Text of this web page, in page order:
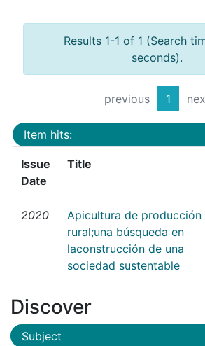
Results 1-1 of 1 (Search
seconds).
previous 1
Item hits:
Issue
Date
Title
2020
Apicultura de producción
rural;una búsqueda en
laconstrucción de una
sociedad sustentable
Discover
Subject